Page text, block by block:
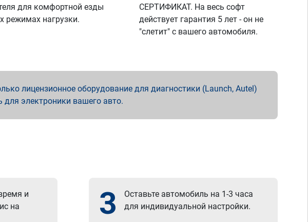
для комфортной езды
режимах нагрузки.
СЕРТИФИКАТ. На весь софт
действует гарантия 5 лет - он не
"слетит" с вашего автомобиля.
лицензионное оборудование для диагностики (Launch, Autel)
для электроники вашего авто.
и
на
3
Оставьте автомобиль на 1-3 часа
для индивидуальной настройки.